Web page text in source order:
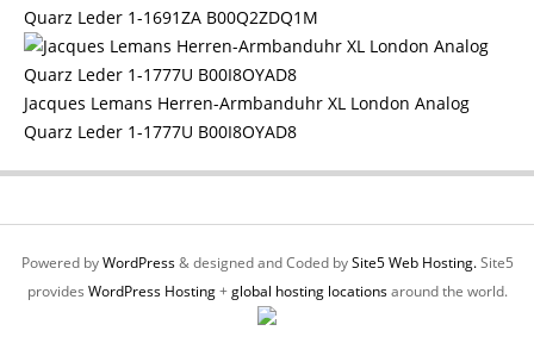
Quarz Leder 1-1691ZA B00Q2ZDQ1M
Jacques Lemans Herren-Armbanduhr XL London Analog
Quarz Leder 1-1777U B00I8OYAD8
Powered byWordPress& designed and Coded bySite5 Web Hosting.Site5
provides WordPress Hosting+global hosting locationsaround the world.